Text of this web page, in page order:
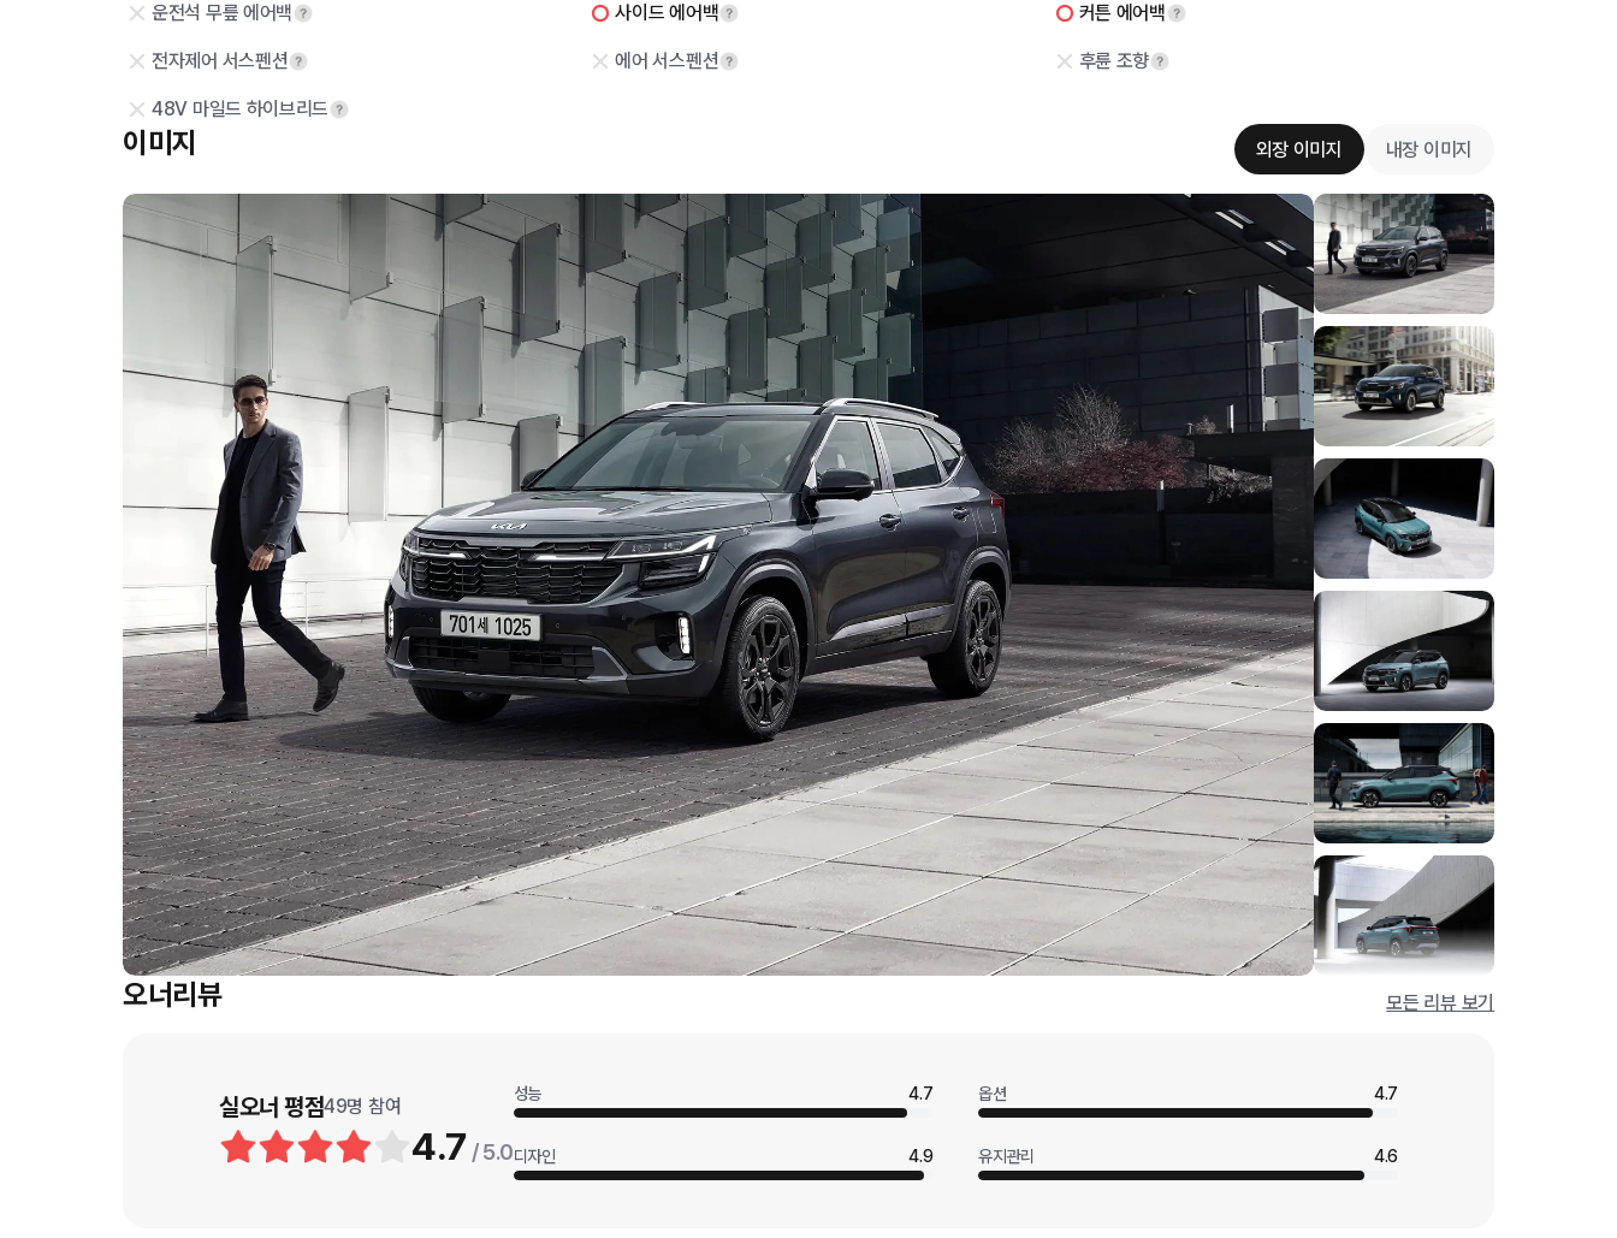
운전석 무릎 에어백 사이드 에어백 커튼 에어백
전자제어 서스펜션 에어 서스펜션 후륜 조향
48V 마일드 하이브리드
이미지 외장 이미지 내장 이미지
오너리뷰 모든 리뷰 보기
실오너 평점49명 참여
4.7 / 5.0
성능 4.7 옵션 4.7
디자인 4.9 유지관리 4.6